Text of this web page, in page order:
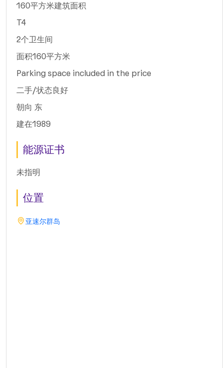
160平方米建筑面积
T4
2个卫生间
面积160平方米
Parking space included in the price
二手/状态良好
朝向 东
建在1989
能源证书
未指明
位置
亚速尔群岛